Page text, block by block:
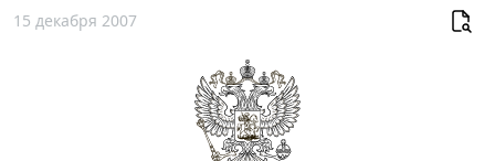
15 декабря 2007